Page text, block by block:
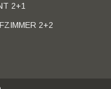
2+1
2+2